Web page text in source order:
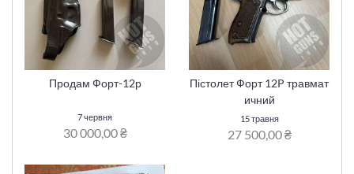
Продам Форт-12р
7 червня
30 000,00 ₴
Пістолет Форт 12P травмат
ичний
15 травня
27 500,00 ₴